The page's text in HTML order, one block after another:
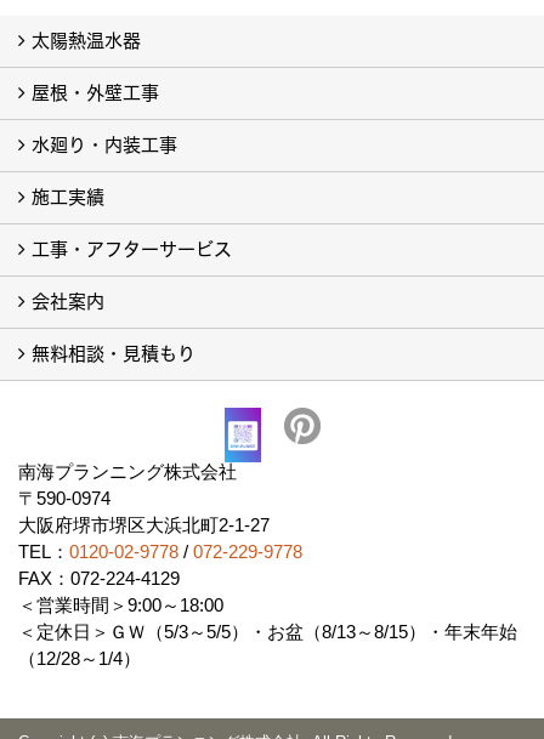
太陽熱温水器
太陽熱温水器（ソーラー）のメンテナンス・修理について
取り外し・撤去・新規取り付け
太陽熱温水器（ソーラー）について
屋根・外壁工事
屋根リフォーム工事
塗装リフォーム工事
水廻り・内装工事
浴室リフォーム
内装リフォーム (2)
オール電化リフォーム
ガス給湯器
石油給湯器（ボイラー）
太陽光発電
太陽光発電点検
イオニアミストPRO
イオニアミストPROのよくあるご質問
施工実績
フォトギャラリー
現場レポート
完工事例
工事・アフターサービス
工事の流れ
アフターサービス
対応エリア
会社案内
会社概要
アクセス
求人情報
協力会社募集
社会活動
プライバシーポリシー
無料相談・見積もり
南海プランニング株式会社
〒590-0974
大阪府堺市堺区大浜北町2-1-27
TEL： 0120-02-9778 / 072-229-9778
FAX：072-224-4129
＜営業時間＞9:00～18:00
＜定休日＞ＧＷ（5/3～5/5）・お盆（8/13～8/15）・年末年始
（12/28～1/4）